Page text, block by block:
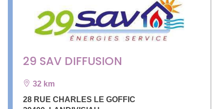
29 SAV DIFFUSION
32 km
28 RUE CHARLES LE GOFFIC